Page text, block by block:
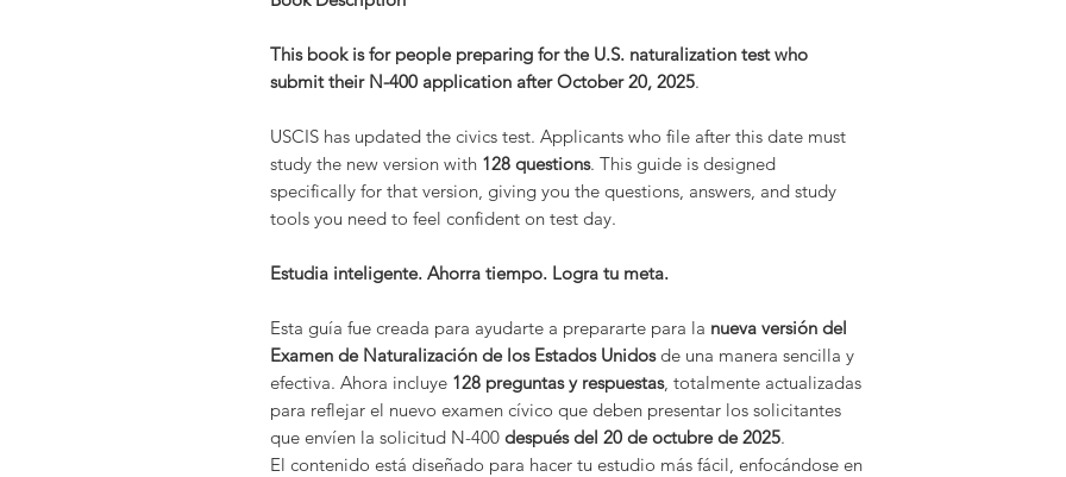
This book is for people preparing for the U.S. naturalization test who
submit their N-400 application after October 20, 2025.
USCIS has updated the civics test. Applicants who file after this date must
study the new version with 128 questions. This guide is designed
specifically for that version, giving you the questions, answers, and study
tools you need to feel confident on test day.
Estudia inteligente. Ahorra tiempo. Logra tu meta.
Esta guía fue creada para ayudarte a prepararte para la nueva versión del
Examen de Naturalización de los Estados Unidosde una manera sencilla y
efectiva. Ahora incluye 128 preguntas y respuestas, totalmente actualizadas
para reflejar el nuevo examen cívico que deben presentar los solicitantes
que envíen la solicitud N-400 después del 20 de octubre de 2025.
El contenido está diseñado para hacer tu estudio más fácil, enfocándose en